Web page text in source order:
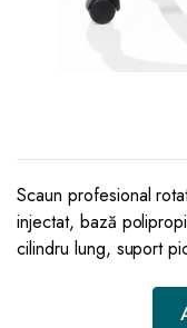
Scaun profesional
injectat, bază
cilindru lung, suport